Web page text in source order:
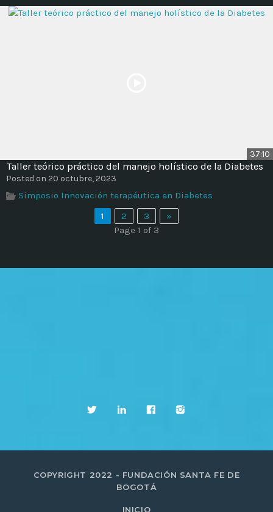
37:10
Taller teórico práctico del manejo holístico de la Diabetes
Posted on 20 octubre, 2023
Simposio Innovación terapéutica en Diabetes
1
2 3
»
Page 1 of 3
COPYRIGHT 2022 - FUNDACIÓN SANTA FE DE
BOGOTÁ
INICIO